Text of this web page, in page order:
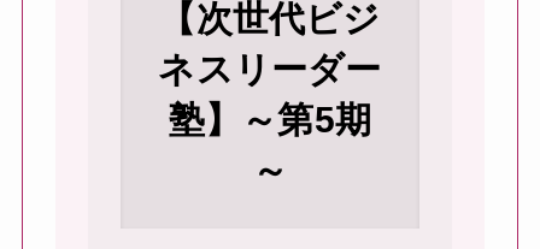
【次世代ビジ
ネスリーダー
塾】～第5期
～